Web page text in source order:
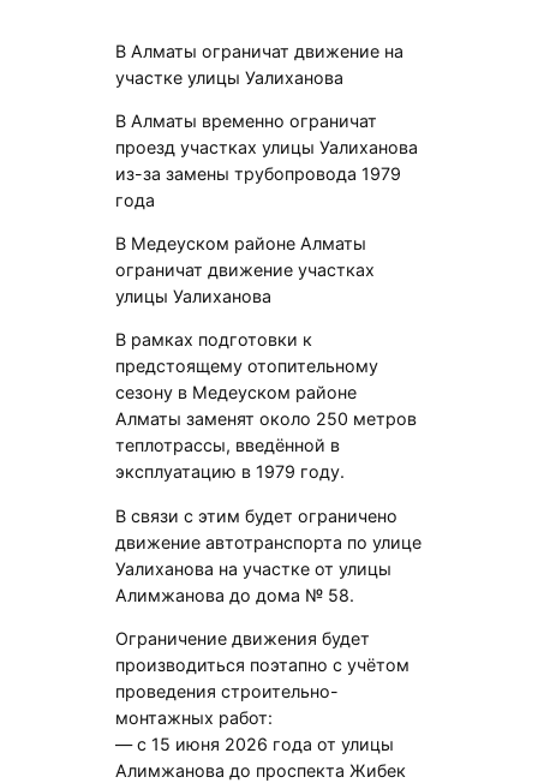
В Алматы ограничат движение на
участке улицы Уалиханова
В Алматы временно ограничат
проезд участках улицы Уалиханова
из-за замены трубопровода 1979
года
В Медеуском районе Алматы
ограничат движение участках
улицы Уалиханова
В рамках подготовки к
предстоящему отопительному
сезону в Медеуском районе
Алматы заменят около 250 метров
теплотрассы, введённой в
эксплуатацию в 1979 году.
В связи с этим будет ограничено
движение автотранспорта по улице
Уалиханова на участке от улицы
Алимжанова до дома № 58.
Ограничение движения будет
производиться поэтапно с учётом
проведения строительно-
монтажных работ:
— с 15 июня 2026 года от улицы
Алимжанова до проспекта Жибек